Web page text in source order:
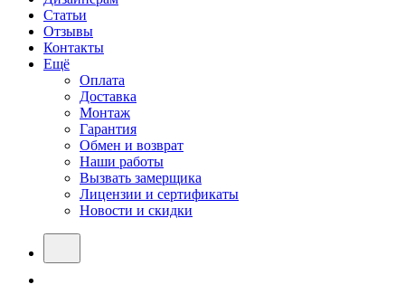
Статьи
Отзывы
Контакты
Ещё
Оплата
Доставка
Монтаж
Гарантия
Обмен и возврат
Наши работы
Вызвать замерщика
Лицензии и сертификаты
Новости и скидки